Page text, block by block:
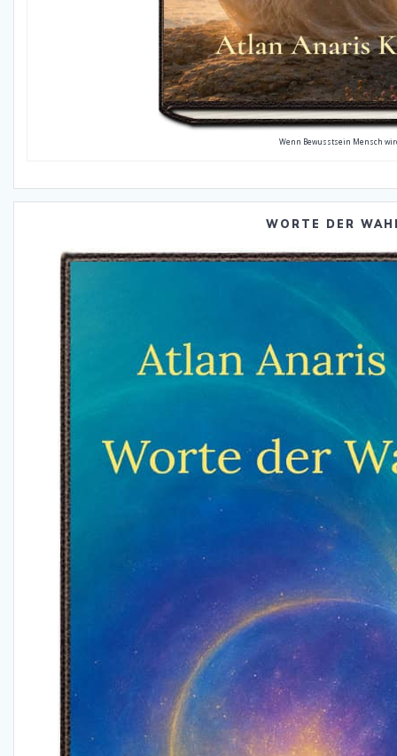
Wenn Bewusstsein Mensch
WORTE DER